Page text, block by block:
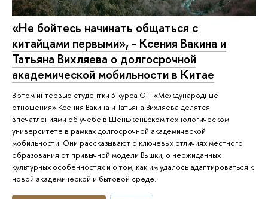
«Не бойтесь начинать общаться с
китайцами первыми», - Ксения Вакина и
Татьяна Вихляева о долгосрочной
академической мобильности в Китае
В этом интервью студентки 3 курса ОП «Международные
отношения» Ксения Вакина и Татьяна Вихляева делятся
впечатлениями об учёбе в Шеньженьском технологическом
университете в рамках долгосрочной академической
мобильности. Они рассказывают о ключевых отличиях местного
образования от привычной модели Вышки, о неожиданных
культурных особенностях и о том, как им удалось адаптироваться к
новой академической и бытовой среде.